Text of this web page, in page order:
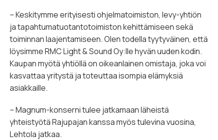
– Keskitymme erityisesti ohjelmatoimiston, levy-yhtiön
ja tapahtumatuotantotoimiston kehittämiseen sekä
toiminnan laajentamiseen. Olen todella tyytyväinen, että
löysimme RMC Light & Sound Oy:lle hyvän uuden kodin.
Kaupan myötä yhtiöllä on oikeanlainen omistaja, joka voi
kasvattaa yritystä ja toteuttaa isompia elämyksiä
asiakkaille.
– Magnum-konserni tulee jatkamaan läheistä
yhteistyötä Rajupajan kanssa myös tulevina vuosina,
Lehtola jatkaa.